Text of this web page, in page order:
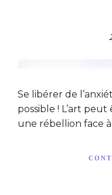
Se libérer de
possible ! L’art
une rébellion face